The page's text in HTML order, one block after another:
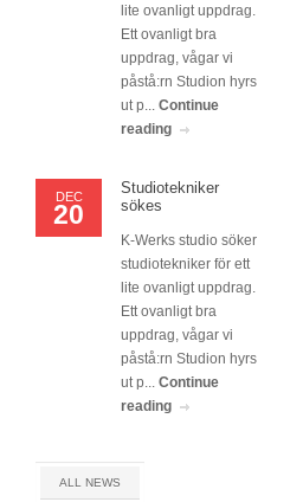
lite ovanligt uppdrag.
Ett ovanligt bra
uppdrag, vågar vi
påstå:rn Studion hyrs
ut p... Continue
reading
DEC
20
Studiotekniker
sökes
K-Werks studio söker
studiotekniker för ett
lite ovanligt uppdrag.
Ett ovanligt bra
uppdrag, vågar vi
påstå:rn Studion hyrs
ut p... Continue
reading
ALL NEWS